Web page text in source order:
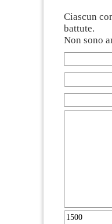
Ciascun
battute.
Non sono